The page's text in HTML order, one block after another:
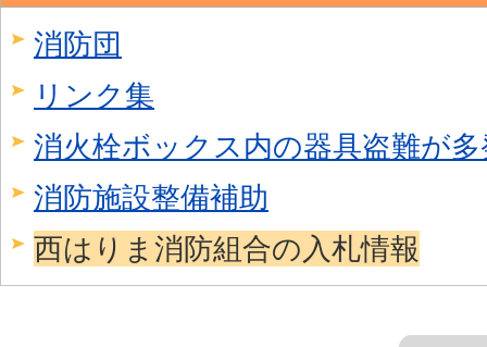
消防団
リンク集
消火栓ボックス内の器具盗難が多
消防施設整備補助
西はりま消防組合の入札情報